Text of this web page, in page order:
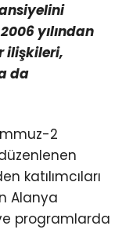
yılından
ilişkileri,
da
2
katılımcıları
Alanya
programlarda